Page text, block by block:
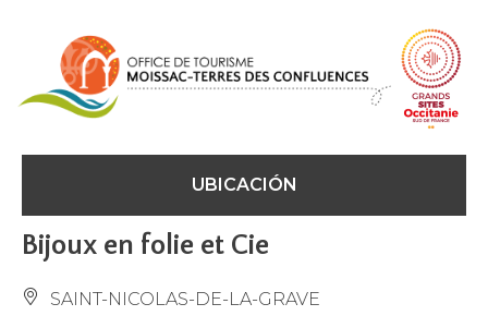
UBICACIÓN
Bijoux en folie et Cie
SAINT-NICOLAS-DE-LA-GRAVE